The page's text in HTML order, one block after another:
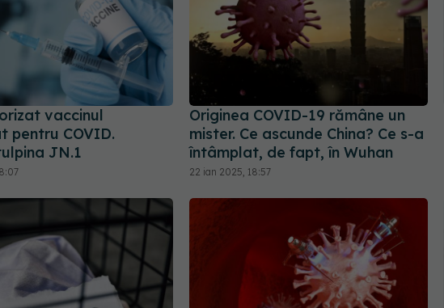
vaccinul
pentru COVID.
JN.1
Originea COVID-19 rămâne un
mister. Ce ascunde China? Ce s-a
întâmplat, de fapt, în Wuhan
22 ian 2025, 18:57